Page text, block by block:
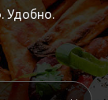
Удобно.